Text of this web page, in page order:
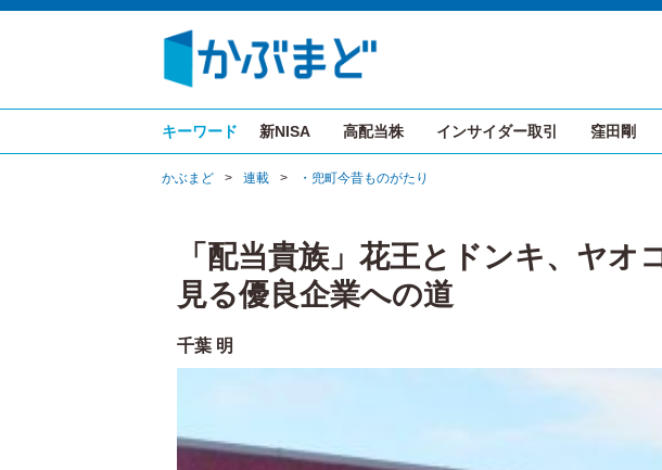
キーワード 新NISA 高配当株 インサイダー取引 窪田剛
かぶまど > 連載 > ・兜町今昔ものがたり
「配当貴族」花王とドンキ、ヤ
見る優良企業への道
千葉 明